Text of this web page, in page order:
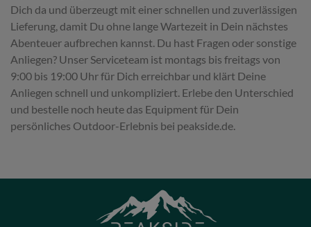
Dich da und überzeugt mit einer schnellen und zuverlässigen
Lieferung, damit Du ohne lange Wartezeit in Dein nächstes
Abenteuer aufbrechen kannst. Du hast Fragen oder sonstige
Anliegen? Unser Serviceteam ist montags bis freitags von
9:00 bis 19:00 Uhr für Dich erreichbar und klärt Deine
Anliegen schnell und unkompliziert. Erlebe den Unterschied
und bestelle noch heute das Equipment für Dein
persönliches Outdoor-Erlebnis bei peakside.de.